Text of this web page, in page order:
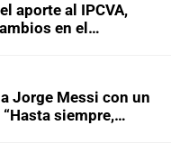
CYD Litoral
SF
aporte al IPCVA,
en el
Jorge Messi con un
siempre,